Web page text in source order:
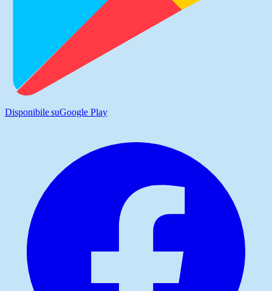
Disponibile suGoogle Play